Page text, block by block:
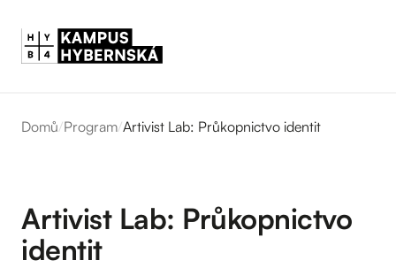
Domů/Program/Artivist Lab: Průkopnictvo identit
Artivist Lab: Průkopnictvo
identit